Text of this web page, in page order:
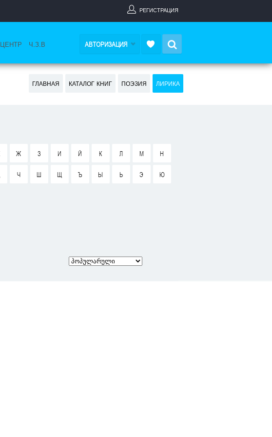
РЕГИСТРАЦИЯ
ЦЕНТР Ч.З.В АВТОРИЗАЦИЯ
ГЛАВНАЯ КАТАЛОГ КНИГ ПОЭЗИЯ ЛИРИКА
Ж З И Й К Л М Н
Ч Ш Щ Ъ Ы Ь Э Ю